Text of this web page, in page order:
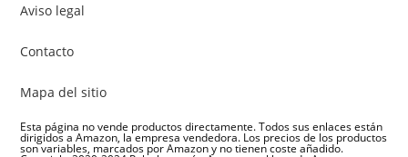
Aviso legal
Contacto
Mapa del sitio
Esta página no vende productos directamente. Todos sus enlaces están
dirigidos a Amazon, la empresa vendedora. Los precios de los productos
son variables, marcados por Amazon y no tienen coste añadido.